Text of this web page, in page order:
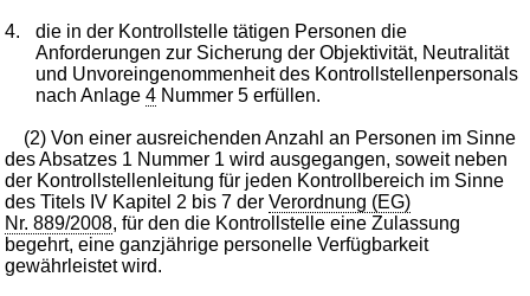
4.
die in der Kontrollstelle tätigen Personen die
Anforderungen zur Sicherung der Objektivität, Neutralität
und Unvoreingenommenheit des Kontrollstellenpersonals
nach Anlage4 Nummer 5 erfüllen.
(2) Von einer ausreichenden Anzahl an Personen im Sinne
des Absatzes 1 Nummer 1 wird ausgegangen, soweit neben
der Kontrollstellenleitung für jeden Kontrollbereich im Sinne
des Titels IV Kapitel 2 bis 7 derVerordnung (EG)
Nr. 889/2008, für den die Kontrollstelle eine Zulassung
begehrt, eine ganzjährige personelle Verfügbarkeit
gewährleistet wird.